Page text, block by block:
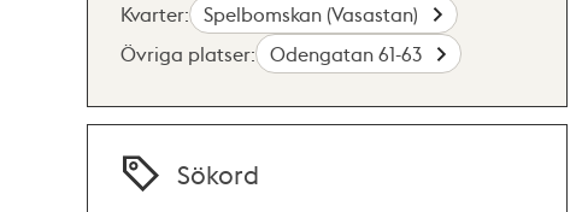
Kvarter:
Spelbomskan (Vasastan)
Övriga platser:
Odengatan 61-63
Sökord